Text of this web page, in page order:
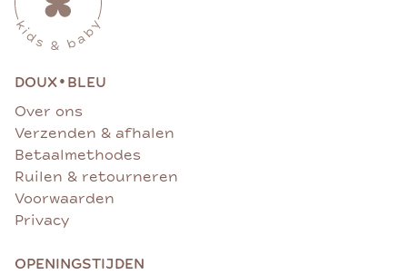
DOUX• BLEU
Over ons
Verzenden & afhalen
Betaalmethodes
Ruilen & retourneren
Voorwaarden
Privacy
OPENINGSTIJDEN